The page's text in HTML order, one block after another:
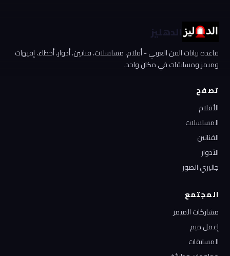
الدهليز
قاعدة بيانات الفن العربي - أفلام، مسلسلات، فنانين، أدوار، أخطاء، إفيهات
وميمز ومسابقات في مكان واحد.
تصفح
الأفلام
المسلسلات
الفنانين
الأدوار
جاليري الصور
المجتمع
مشاركات الميمز
إعمل ميم
المسابقات